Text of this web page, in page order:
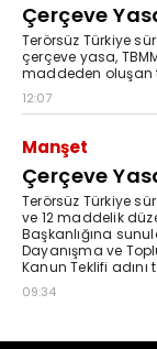
Çerçeve
Terörsüz Türkiye
çerçeve yasa,
maddeden oluşan
12:07
Manşet
Çerçeve
Terörsüz Türkiye
ve 12 maddelik
Başkanlığına
Dayanışma ve
Kanun Teklifi adını
09:34